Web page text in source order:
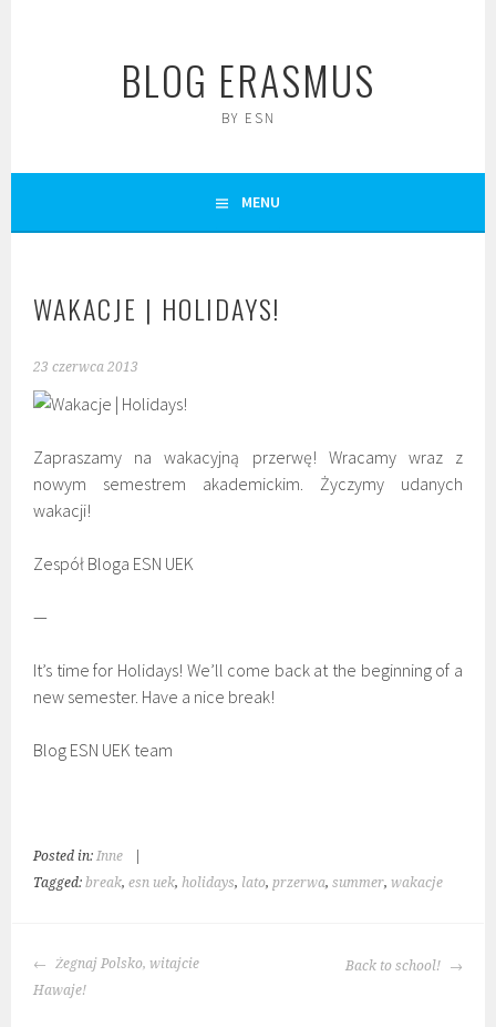
BLOG ERASMUS
BY ESN
MENU
WAKACJE | HOLIDAYS!
23 czerwca 2013
Zapraszamy na wakacyjną przerwę! Wracamy wraz z
nowym semestrem akademickim. Życzymy udanych
wakacji!
Zespół Bloga ESN UEK
—
It’s time for Holidays! We’ll come back at the beginning of a
new semester. Have a nice break!
Blog ESN UEK team
Posted in:Inne
Tagged:break,esn uek,holidays, lato,przerwa,summer,wakacje
POST
NAVIGATION
Żegnaj Polsko, witajcie
Hawaje!
Back to school!